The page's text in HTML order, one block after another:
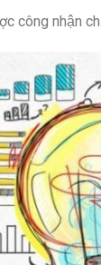
công nhận